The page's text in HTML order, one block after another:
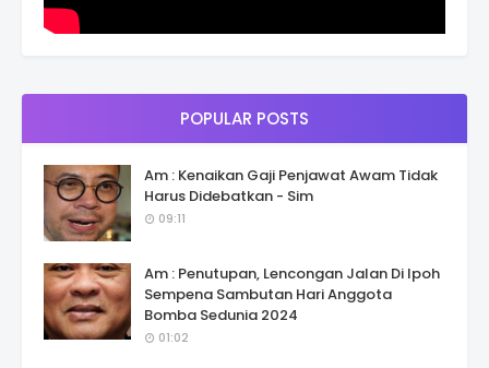
POPULAR POSTS
Am : Kenaikan Gaji Penjawat Awam Tidak
Harus Didebatkan - Sim
09:11
Am : Penutupan, Lencongan Jalan Di Ipoh
Sempena Sambutan Hari Anggota
Bomba Sedunia 2024
01:02